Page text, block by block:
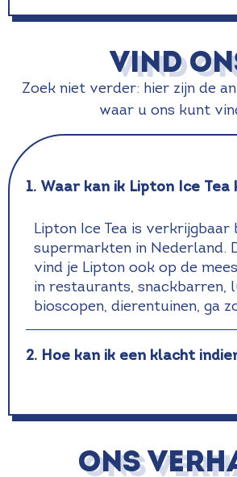
Vind
Zoek niet verder: hier zijn de
waar u ons kunt
1. Waar kan ik Lipton Ice Tea
Lipton Ice Tea is verkrijgbaar
supermarkten in Nederland.
vind je Lipton ook op de
in restaurants, snackbarren,
bioscopen, dierentuinen, ga
2. Hoe kan ik een klacht
Ons